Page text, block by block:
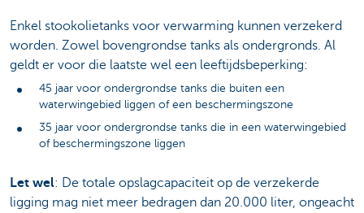
Enkel stookolietanks voor verwarming kunnen verzekerd
worden. Zowel bovengrondse tanks als ondergronds. Al
geldt er voor die laatste wel een leeftijdsbeperking:
45 jaar voor ondergrondse tanks die buiten een
waterwingebied liggen of een beschermingszone
35 jaar voor ondergrondse tanks die in een waterwingebied
of beschermingszone liggen
Let wel: De totale opslagcapaciteit op de verzekerde
ligging mag niet meer bedragen dan 20.000 liter, ongeacht